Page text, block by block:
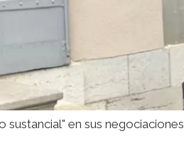
sustancial" en sus negociaciones